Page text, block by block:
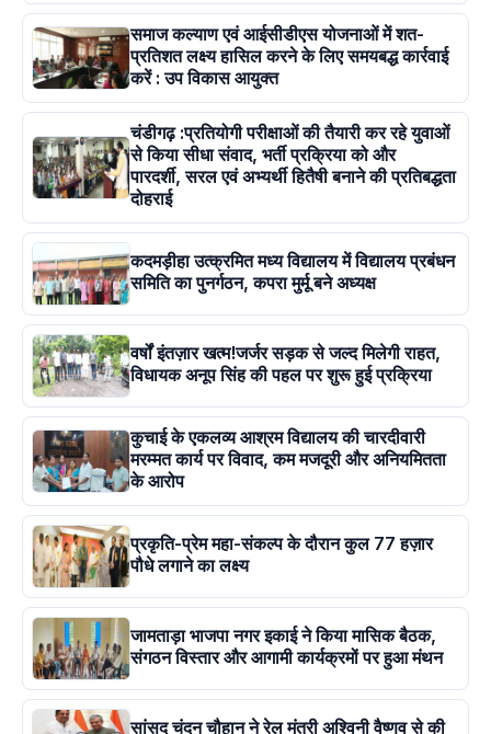
समाज कल्याण एवं आईसीडीएस योजनाओं में शत-
प्रतिशत लक्ष्य हासिल करने के लिए समयबद्ध कार्रवाई
करें : उप विकास आयुक्त
चंडीगढ़ :प्रतियोगी परीक्षाओं की तैयारी कर रहे युवाओं
से किया सीधा संवाद, भर्ती प्रक्रिया को और
पारदर्शी, सरल एवं अभ्यर्थी हितैषी बनाने की प्रतिबद्धता
दोहराई
कदमड़ीहा उत्क्रमित मध्य विद्यालय में विद्यालय प्रबंधन
समिति का पुनर्गठन, कपरा मुर्मू बने अध्यक्ष
वर्षों इंतज़ार खत्म!जर्जर सड़क से जल्द मिलेगी राहत,
विधायक अनूप सिंह की पहल पर शुरू हुई प्रक्रिया
कुचाई के एकलव्य आश्रम विद्यालय की चारदीवारी
मरम्मत कार्य पर विवाद, कम मजदूरी और अनियमितता
के आरोप
प्रकृति-प्रेम महा-संकल्प के दौरान कुल 77 हज़ार
पौधे लगाने का लक्ष्य
जामताड़ा भाजपा नगर इकाई ने किया मासिक बैठक,
संगठन विस्तार और आगामी कार्यक्रमों पर हुआ मंथन
सांसद चंदन चौहान ने रेल मंत्री अश्विनी वैष्णव से की